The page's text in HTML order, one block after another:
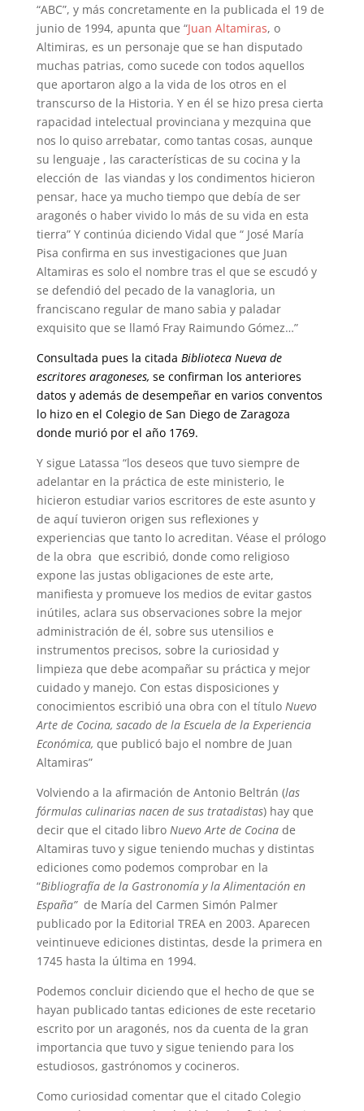
“ABC”, y más concretamente en la publicada el 19 de
junio de 1994, apunta que “Juan Altamiras, o
Altimiras, es un personaje que se han disputado
muchas patrias, como sucede con todos aquellos
que aportaron algo a la vida de los otros en el
transcurso de la Historia. Y en él se hizo presa cierta
rapacidad intelectual provinciana y mezquina que
nos lo quiso arrebatar, como tantas cosas, aunque
su lenguaje , las características de su cocina y la
elección de las viandas y los condimentos hicieron
pensar, hace ya mucho tiempo que debía de ser
aragonés o haber vivido lo más de su vida en esta
tierra” Y continúa diciendo Vidal que “ José María
Pisa confirma en sus investigaciones que Juan
Altamiras es solo el nombre tras el que se escudó y
se defendió del pecado de la vanagloria, un
franciscano regular de mano sabia y paladar
exquisito que se llamó Fray Raimundo Gómez…”
Consultada pues la citada Biblioteca Nueva de
escritores aragoneses, se confirman los anteriores
datos y además de desempeñar en varios conventos
lo hizo en el Colegio de San Diego de Zaragoza
donde murió por el año 1769.
Y sigue Latassa “los deseos que tuvo siempre de
adelantar en la práctica de este ministerio, le
hicieron estudiar varios escritores de este asunto y
de aquí tuvieron origen sus reflexiones y
experiencias que tanto lo acreditan. Véase el prólogo
de la obra que escribió, donde como religioso
expone las justas obligaciones de este arte,
manifiesta y promueve los medios de evitar gastos
inútiles, aclara sus observaciones sobre la mejor
administración de él, sobre sus utensilios e
instrumentos precisos, sobre la curiosidad y
limpieza que debe acompañar su práctica y mejor
cuidado y manejo. Con estas disposiciones y
conocimientos escribió una obra con el título Nuevo
Arte de Cocina, sacado de la Escuela de la Experiencia
Económica, que publicó bajo el nombre de Juan
Altamiras”
Volviendo a la afirmación de Antonio Beltrán (las
fórmulas culinarias nacen de sus tratadistas) hay que
decir que el citado libro Nuevo Arte de Cocinade
Altamiras tuvo y sigue teniendo muchas y distintas
ediciones como podemos comprobar en la
“Bibliografía de la Gastronomía y la Alimentación en
España”de María del Carmen Simón Palmer
publicado por la Editorial TREA en 2003. Aparecen
veintinueve ediciones distintas, desde la primera en
1745 hasta la última en 1994.
Podemos concluir diciendo que el hecho de que se
hayan publicado tantas ediciones de este recetario
escrito por un aragonés, nos da cuenta de la gran
importancia que tuvo y sigue teniendo para los
estudiosos, gastrónomos y cocineros.
Como curiosidad comentar que el citado Colegio